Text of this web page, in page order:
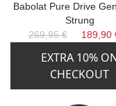
Babolat Pure Drive
Strung
269,95 €
189,90
EXTRA 10%
CHECKOUT